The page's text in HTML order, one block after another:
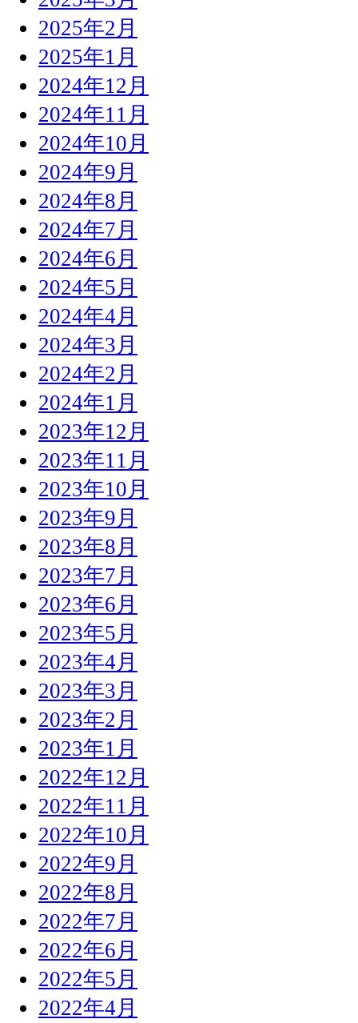
2025年2月
2025年1月
2024年12月
2024年11月
2024年10月
2024年9月
2024年8月
2024年7月
2024年6月
2024年5月
2024年4月
2024年3月
2024年2月
2024年1月
2023年12月
2023年11月
2023年10月
2023年9月
2023年8月
2023年7月
2023年6月
2023年5月
2023年4月
2023年3月
2023年2月
2023年1月
2022年12月
2022年11月
2022年10月
2022年9月
2022年8月
2022年7月
2022年6月
2022年5月
2022年4月